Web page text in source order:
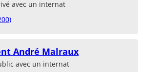
avec un internat
André Malraux
avec un internat